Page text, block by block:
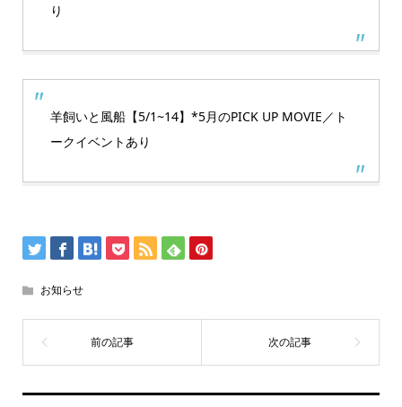
り
羊飼いと風船【5/1~14】*5月のPICK UP MOVIE／ト
ークイベントあり
お知らせ